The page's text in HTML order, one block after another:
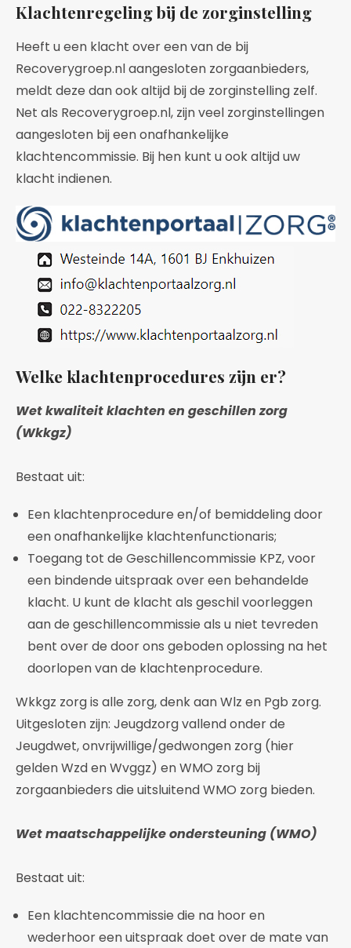
Klachtenregeling bij de zorginstelling
Heeft u een klacht over een van de bij
Recoverygroep.nl aangesloten zorgaanbieders,
meldt deze dan ook altijd bij de zorginstelling zelf.
Net als Recoverygroep.nl, zijn veel zorginstellingen
aangesloten bij een onafhankelijke
klachtencommissie. Bij hen kunt u ook altijd uw
klacht indienen.
Welke klachtenprocedures zijn er?
Wet kwaliteit klachten en geschillen zorg
(Wkkgz)
Bestaat uit:
Een klachtenprocedure en/of bemiddeling door
een onafhankelijke klachtenfunctionaris;
Toegang tot de Geschillencommissie KPZ, voor
een bindende uitspraak over een behandelde
klacht. U kunt de klacht als geschil voorleggen
aan de geschillencommissie als u niet tevreden
bent over de door ons geboden oplossing na het
doorlopen van de klachtenprocedure.
Wkkgz zorg is alle zorg, denk aan Wlz en Pgb zorg.
Uitgesloten zijn: Jeugdzorg vallend onder de
Jeugdwet, onvrijwillige/gedwongen zorg (hier
gelden Wzd en Wvggz) en WMO zorg bij
zorgaanbieders die uitsluitend WMO zorg bieden.
Wet maatschappelijke ondersteuning (WMO)
Bestaat uit:
Een klachtencommissie die na hoor en
wederhoor een uitspraak doet over de mate van